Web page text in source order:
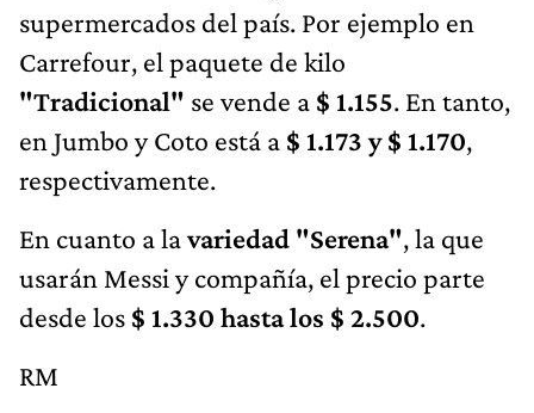
supermercados del país. Por ejemplo en
Carrefour, el paquete de kilo
"Tradicional" se vende a $ 1.155. En tanto,
en Jumbo y Coto está a $ 1.173 y $ 1.170,
respectivamente.
En cuanto a lavariedad "Serena", la que
usarán Messi y compañía, el precio parte
desde los $ 1.330 hasta los $ 2.500.
RM